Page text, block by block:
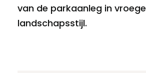
van de parkaanleg in vroege
landschapsstijl.